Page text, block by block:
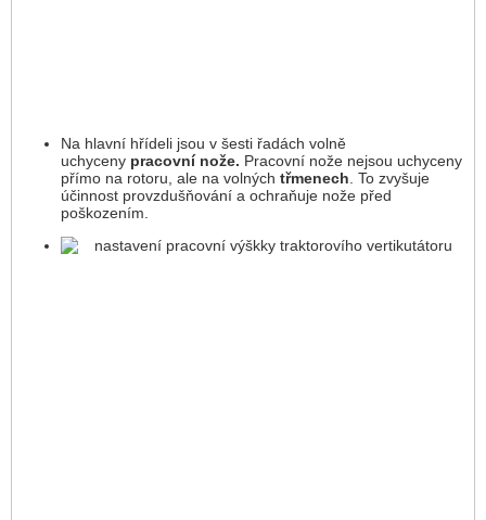
Na hlavní hřídeli jsou v šesti řadách volně
uchyceny pracovní nože. Pracovní nože nejsou uchyceny
přímo na rotoru, ale na volných třmenech . To zvyšuje
účinnost provzdušňování a ochraňuje nože před
poškozením.